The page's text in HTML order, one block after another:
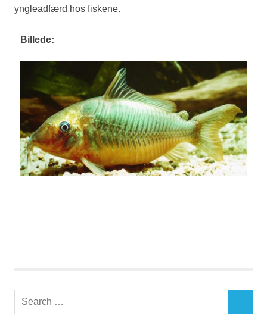
yngleadfærd hos fiskene.
Billede:
Search